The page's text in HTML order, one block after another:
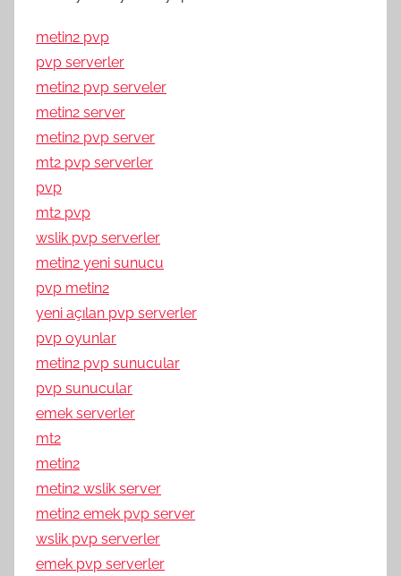
metin2 pvp
pvp serverler
metin2 pvp serveler
metin2 server
metin2 pvp server
mt2 pvp serverler
pvp
mt2 pvp
wslik pvp serverler
metin2 yeni sunucu
pvp metin2
yeni açılan pvp serverler
pvp oyunlar
metin2 pvp sunucular
pvp sunucular
emek serverler
mt2
metin2
metin2 wslik server
metin2 emek pvp server
wslik pvp serverler
emek pvp serverler